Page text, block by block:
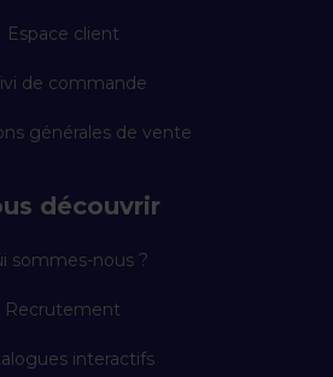
Espace client
de commande
générales de vente
découvrir
sommes-nous ?
Recrutement
interactifs